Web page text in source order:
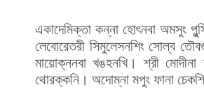
একাদেমিক্তা কন্না হোৎনবা অমসুং
লেবোরেতরী সিমুলেসনশিং সোল্ব
মায়োক্ননবা খঙহনখি। শ্রী মোদীনা
থোরক্কনি। অদোম্না মপুং ফানা